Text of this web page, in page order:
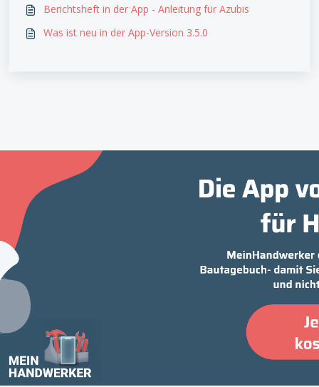
Berichtsheft in der App - Anleitung für Azubis
Was ist neu in der App-Version 3.5.0